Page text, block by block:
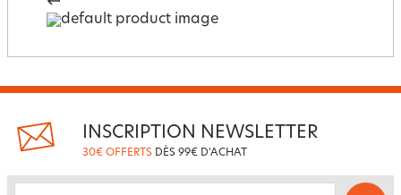
INSCRIPTION NEWSLETTER
30€ OFFERTS DÈS 99€ D'ACHAT